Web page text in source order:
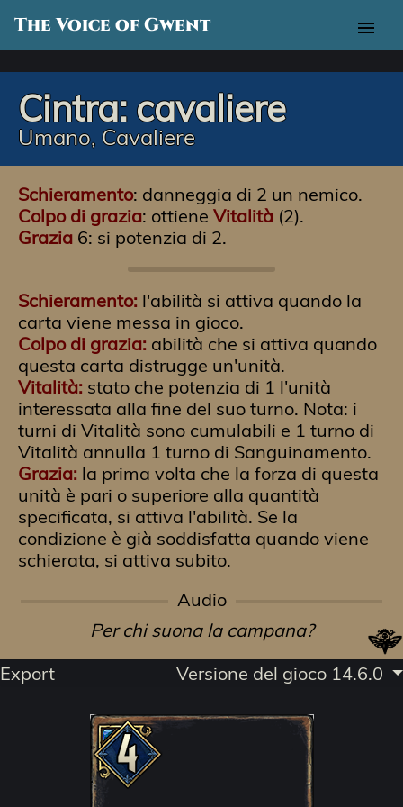
The Voice of Gwent menu
Cintra: cavaliere
Umano, Cavaliere
Schieramento: danneggia di 2 un nemico.
Colpo di grazia: ottiene Vitalità (2).
Grazia 6: si potenzia di 2.
Schieramento: l'abilità si attiva quando la
carta viene messa in gioco.
Colpo di grazia: abilità che si attiva quando
questa carta distrugge un'unità.
Vitalità: stato che potenzia di 1 l'unità
interessata alla fine del suo turno. Nota: i
turni di Vitalità sono cumulabili e 1 turno di
Vitalità annulla 1 turno di Sanguinamento.
Grazia: la prima volta che la forza di questa
unità è pari o superiore alla quantità
specificata, si attiva l'abilità. Se la
condizione è già soddisfatta quando viene
schierata, si attiva subito.
Audio
Per chi suona la campana?
Export
Versione del gioco 14.6.0